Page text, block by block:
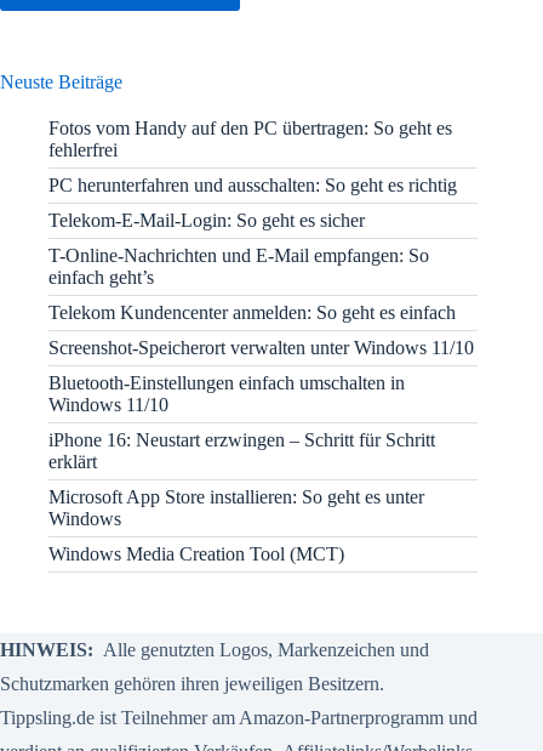
Neuste Beiträge
Fotos vom Handy auf den PC übertragen: So geht es
fehlerfrei
PC herunterfahren und ausschalten: So geht es richtig
Telekom-E-Mail-Login: So geht es sicher
T-Online-Nachrichten und E-Mail empfangen: So
einfach geht’s
Telekom Kundencenter anmelden: So geht es einfach
Screenshot-Speicherort verwalten unter Windows 11/10
Bluetooth-Einstellungen einfach umschalten in
Windows 11/10
iPhone 16: Neustart erzwingen – Schritt für Schritt
erklärt
Microsoft App Store installieren: So geht es unter
Windows
Windows Media Creation Tool (MCT)
HINWEIS: Alle genutzten Logos, Markenzeichen und
Schutzmarken gehören ihren jeweiligen Besitzern.
Tippsling.de ist Teilnehmer am Amazon-Partnerprogramm und